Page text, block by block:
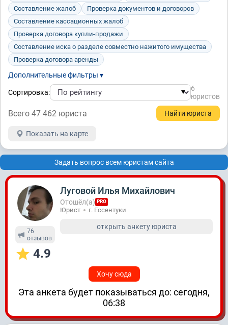
Составление жалоб
Проверка документов и договоров
Составление кассационных жалоб
Проверка договора купли-продажи
Составление иска о разделе совместно нажитого имущества
Проверка договора аренды
Дополнительные фильтры ▾
Сортировка:
6
юристов
Всего 47 462 юристa
Показать на карте
Задать вопрос всем юристам сайта
76
отзывов
4.9
Луговой Илья Михайлович
Отошёл(а) PRO
Юрист г. Ессентуки
открыть анкету юриста
Хочу сюда
Эта анкета будет показываться до: сегодня,
06:38